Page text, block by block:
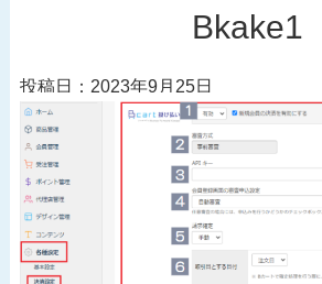
Bkake1
投稿日：2023年9月25日